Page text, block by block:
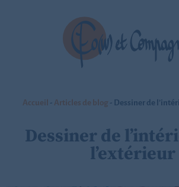
Accueil - Articles de blog - Dessiner de
Dessiner de
l’extérieur